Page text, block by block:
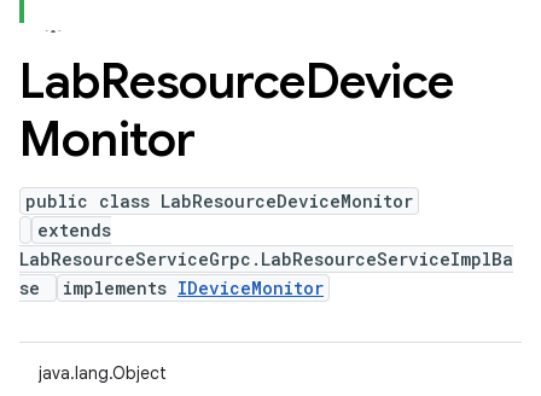
LabResourceDevice
Monitor
public class LabResourceDeviceMonitor
extends
LabResourceServiceGrpc.LabResourceServiceImplBa
se
implements IDeviceMonitor
java.lang.Object